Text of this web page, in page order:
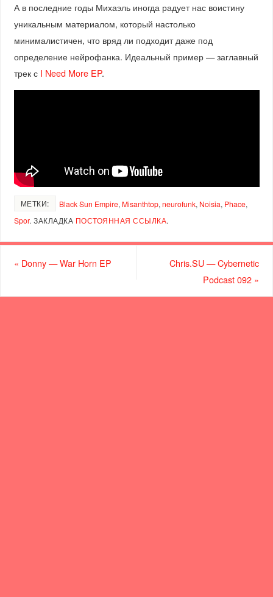
А в последние годы Михаэль иногда радует нас воистину
уникальным материалом, который настолько
минималистичен, что вряд ли подходит даже под
определение нейрофанка. Идеальный пример — заглавный
трек с I Need More EP.
МЕТКИ: Black Sun Empire, Misanthtop, neurofunk, Noisia, Phace,
Spor. ЗАКЛАДКА ПОСТОЯННАЯ ССЫЛКА.
« Donny — War Horn EP
Chris.SU — Cybernetic
Podcast 092 »